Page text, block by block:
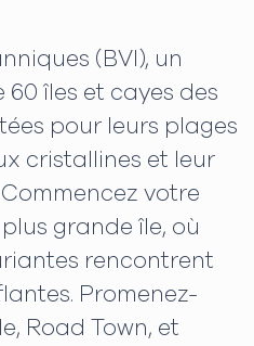
(BVI), un
60 îles et cayes des
pour leurs plages
cristallines et leur
votre
grande île, où
rencontrent
Promenez-
Road Town, et